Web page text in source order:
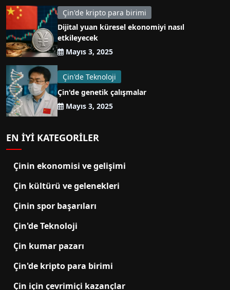
Çin'de kripto para birimi
Dijital yuan küresel ekonomiyi nasıl
etkileyecek
Mayıs 3, 2025
Çin'de Teknoloji
Çin'de genetik çalışmalar
Mayıs 3, 2025
EN IYI KATEGORILER
Çinin ekonomisi ve gelişimi
Çin kültürü ve gelenekleri
Çinin spor başarıları
Çin'de Teknoloji
Çin kumar pazarı
Çin'de kripto para birimi
Çin için çevrimiçi kazançlar